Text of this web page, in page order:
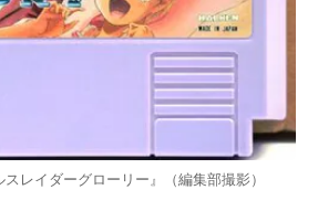
レイダーグローリー』（編集部撮影）